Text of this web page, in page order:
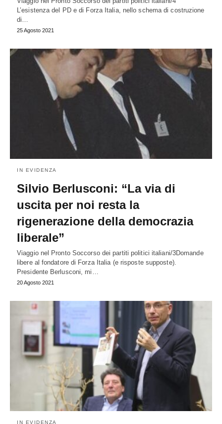
L’esistenza del PD e di Forza Italia, nello schema di costruzione
di…
25 Agosto 2021
IN EVIDENZA
Silvio Berlusconi: “La via di
uscita per noi resta la
rigenerazione della democrazia
liberale”
Viaggio nel Pronto Soccorso dei partiti politici italiani/3Domande
libere al fondatore di Forza Italia (e risposte supposte).
Presidente Berlusconi, mi…
20 Agosto 2021
IN EVIDENZA